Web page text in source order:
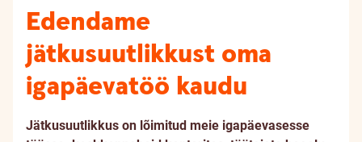
Edendame
jätkusuutlikkust oma
igapäevatöö kaudu
Jätkusuutlikkus on lõimitud meie igapäevasesse